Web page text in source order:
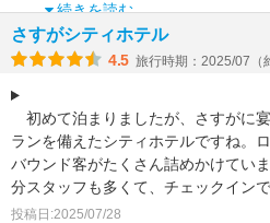
続きを読む
さすがシティホテル
4.5 旅行時期：2025/07（
初めて泊まりましたが、さすがに
ランを備えたシティホテルですね。
バウンド客がたくさん詰めかけてい
分スタッフも多くて、チェックイン
たが、親切に案内
投稿日:2025/07/28